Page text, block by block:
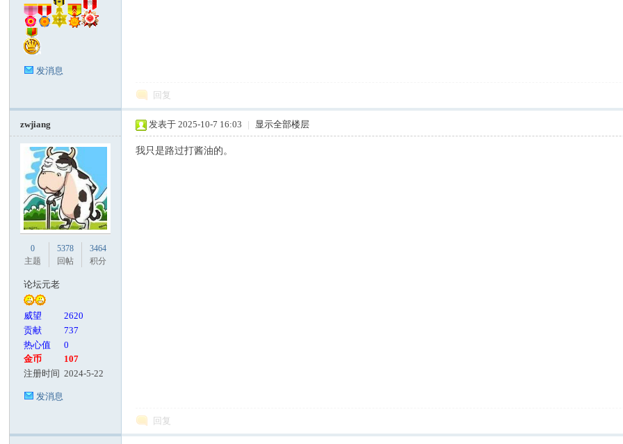
发消息
回复
zwjiang
0
主题
5378
回帖
3464
积分
论坛元老
威望
2620
贡献
737
热心值
0
金币
107
注册时间 2024-5-22
发消息
发表于 2025-10-7 16:03 | 显示全部楼层
我只是路过打酱油的。
回复